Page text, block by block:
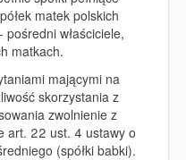
matek polskich
właściciele,
matkach.
mającymi na
skorzystania z
zwolnienie z
art. 22 ust. 4 ustawy o
(spółki babki).